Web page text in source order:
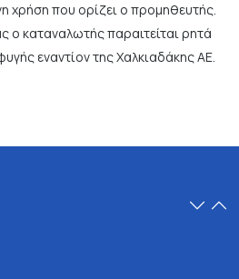
χρήση που ορίζει ο προμηθευτής.
καταναλωτής παραιτείται ρητά
εναντίον της Χαλκιαδάκης ΑΕ.